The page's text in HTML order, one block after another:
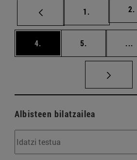
1. 2.
4. 5. ...
Albisteen bilatzailea